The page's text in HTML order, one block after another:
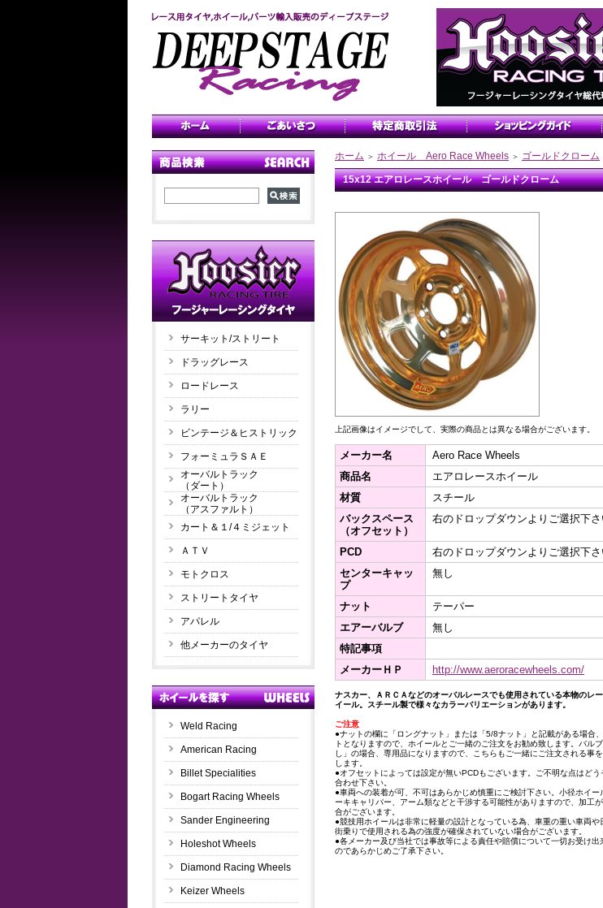
サーキット/ストリート
ドラッグレース
ロードレース
ラリー
ビンテージ＆ヒストリック
フォーミュラＳＡＥ
オーバルトラック
（ダート）
オーバルトラック
（アスファルト）
カート＆１/４ミジェット
ＡＴＶ
モトクロス
ストリートタイヤ
アパレル
他メーカーのタイヤ
Weld Racing
American Racing
Billet Specialities
Bogart Racing Wheels
Sander Engineering
Holeshot Wheels
Diamond Racing Wheels
Keizer Wheels
ホーム ＞ ホイール Aero Race Wheels ＞ ゴールドクローム
15x12 エアロレースホイール ゴールドクローム
上記画像はイメージでして、実際の商品とは異なる場合がございます。
メーカー名
Aero Race Wheels
商品名
エアロレースホイール
材質
スチール
バックスペース
（オフセット）
右のドロップダウンよりご選択下さ
PCD
右のドロップダウンよりご選択下さ
センターキャッ
プ
無し
ナット
テーパー
エアーバルブ
無し
特記事項
メーカーＨＰ
http://www.aeroracewheels.com/
ナスカー、ＡＲＣＡなどのオーバルレースでも使用されている本物のレ
イール。スチール製で様々なカラーバリエーションがあります。
ご注意
●ナットの欄に「ロングナット」または「5/8ナット」と記載がある場合
トとなりますので、ホイールとご一緒のご注文をお勧め致します。バル
し」の場合、専用品になりますので、こちらもご一緒にご注文される事
します。
●オフセットによっては設定が無いPCDもございます。ご不明な点はどう
合わせ下さい。
●車両への装着が可、不可はあらかじめ慎重にご検討下さい。小径ホイー
ーキキャリパー、アーム類などと干渉する可能性がありますので、加工
合がございます。
●競技用ホイールは非常に軽量の設計となっている為、車重の重い車両や
街乗りで使用される為の強度が確保されていない場合がございます。
●各メーカー及び当社では事故等による責任や賠償について一切お受け出
のであらかじめご了承下さい。